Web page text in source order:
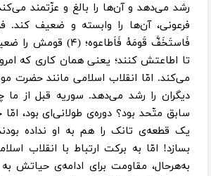
رشد می‌دهد و آن‌ها را بالغ و عزّتمند
فرعونی، آن‌ها را وابسته و ضعیف کند.
فَاستَخَفَّ قَومَهُ فَاَطاعوه؛
تا اطاعتش کنند؛ یعنی همان کاری که
می‌کند. امّا انقلاب اسلامی مانند حضرت
دیگران را رشد می‌دهد. سوریه قبل از
سابق متّحد بود؟ دوره‌ی طولانی‌ای بود،
یک قطعه‌ی تانک را هم به او نداده
بسازد! امّا به برکت ارتباط با انقلاب
به‌هر‌حال، مقاومت برای ادامه‌ی حیاتش